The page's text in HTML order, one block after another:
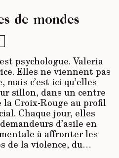
de mondes
psychologue. Valeria
Elles ne viennent pas
mais c’est ici qu’elles
sillon, dans un centre
la Croix-Rouge au profil
Chaque jour, elles
d’asile en
à affronter les
de la violence, du…